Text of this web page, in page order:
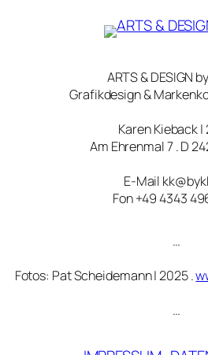
ARTS & DESIGN
Grafikdesign &
Karen Kieback |
Am Ehrenmal 7 . D
E-Mail
Fon +49 4343
…
Fotos: Pat Scheidemann | 2025 .
…